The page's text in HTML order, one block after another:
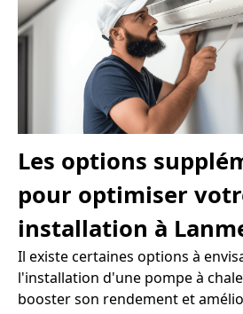
Les options
pour optimiser
installation à
Il existe certaines options à
l'installation d'une pompe à
booster son rendement et